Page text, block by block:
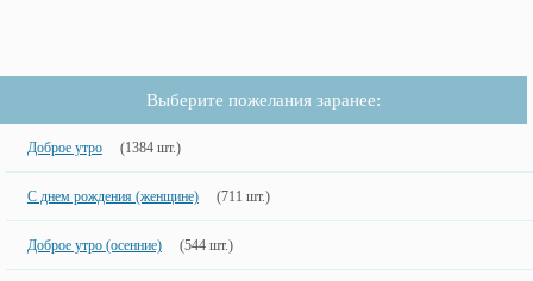
Выберите пожелания заранее:
Доброе утро (1384 шт.)
С днем рождения (женщине) (711 шт.)
Доброе утро (осенние) (544 шт.)